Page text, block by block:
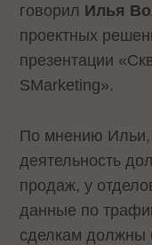
говорил Илья
проектных
презентации
SMarketing».
По мнению Ильи,
деятельность
продаж, у
данные по
сделкам должны